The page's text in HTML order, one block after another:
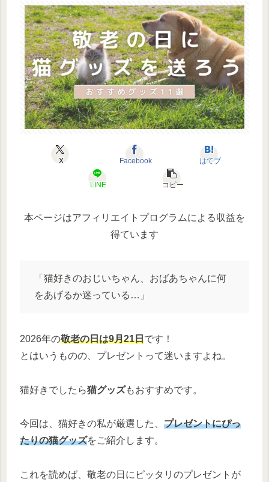
X Facebook はてブ
LINE コピー
本ページはアフィリエイトプログラムによる収益を
得ています
「猫好きのおじいちゃん、おばあちゃんに何
をあげるか迷っている…」
2026年の敬老の日は9月21日です！
とはいうものの、プレゼントって迷いますよね。
猫好きでしたら猫グッズもおすすめです。
今回は、猫好きの私が厳選した、 プレゼントにぴっ
たりの猫グッズをご紹介します。
これを読めば、敬老の日にピッタリのプレゼントが